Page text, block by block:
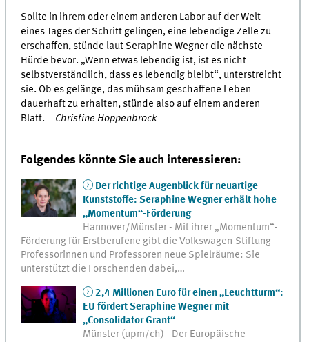
Sollte in ihrem oder einem anderen Labor auf der Welt
eines Tages der Schritt gelingen, eine lebendige Zelle zu
erschaffen, stünde laut Seraphine Wegner die nächste
Hürde bevor. „Wenn etwas lebendig ist, ist es nicht
selbstverständlich, dass es lebendig bleibt“, unterstreicht
sie. Ob es gelänge, das mühsam geschaffene Leben
dauerhaft zu erhalten, stünde also auf einem anderen
Blatt. Christine Hoppenbrock
Folgendes könnte Sie auch interessieren:
Der richtige Augenblick für neuartige
Kunststoffe: Seraphine Wegner erhält hohe
„Momentum“-Förderung
Hannover/Münster - Mit ihrer „Momentum“-
Förderung für Erstberufene gibt die Volkswagen-Stiftung
Professorinnen und Professoren neue Spielräume: Sie
unterstützt die Forschenden dabei,…
2,4 Millionen Euro für einen „Leuchtturm“:
EU fördert Seraphine Wegner mit
„Consolidator Grant“
Münster (upm/ch) - Der Europäische